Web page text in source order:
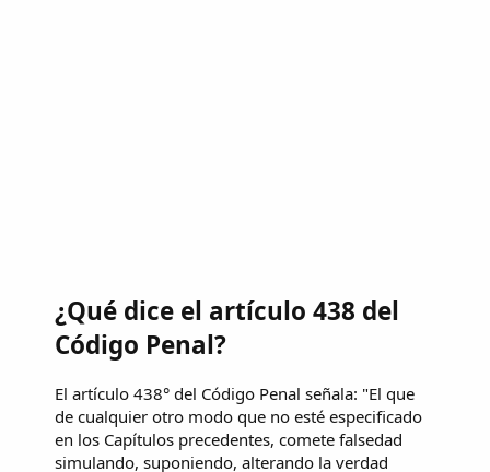
¿Qué dice el artículo 438 del
Código Penal?
El artículo 438° del Código Penal señala: "El que
de cualquier otro modo que no esté especificado
en los Capítulos precedentes, comete falsedad
simulando, suponiendo, alterando la verdad